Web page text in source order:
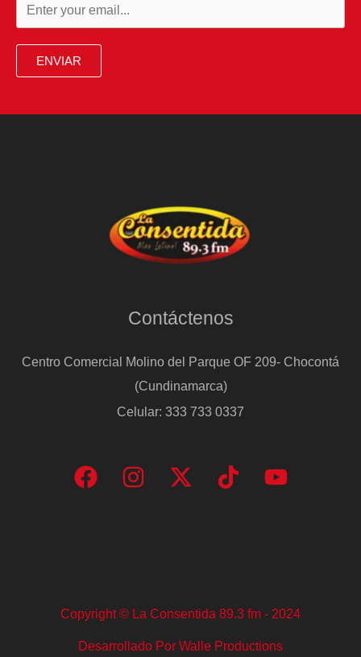
ENVIAR
Contáctenos
Centro Comercial Molino del Parque OF 209- Chocontá
(Cundinamarca)
Celular: 333 733 0337
Copyright © La Consentida 89.3 fm - 2024
Desarrollado Por Walle Productions